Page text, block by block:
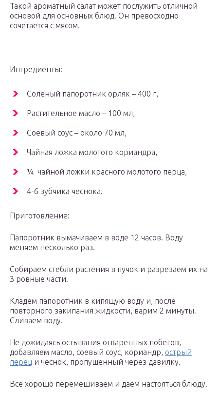
Такой ароматный салат может послужить отличной
основой для основных блюд. Он превосходно
сочетается с мясом.
Ингредиенты:
Соленый папоротник орляк – 400 г,
Растительное масло – 100 мл,
Соевый соус – около 70 мл,
Чайная ложка молотого кориандра,
¼ чайной ложки красного молотого перца,
4-6 зубчика чеснока.
Приготовление:
Папоротник вымачиваем в воде 12 часов. Воду
меняем несколько раз.
Собираем стебли растения в пучок и разрезаем их на
3 ровные части.
Кладем папоротник в кипящую воду и, после
повторного закипания жидкости, варим 2 минуты.
Сливаем воду.
Не дожидаясь остывания отваренных побегов,
добавляем масло, соевый соус, кориандр, острый
перец и чеснок, пропущенный через давилку.
Все хорошо перемешиваем и даем настояться блюду.